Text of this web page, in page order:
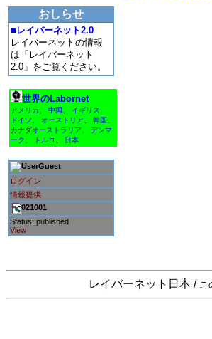
おしらせ
■レイバーネット2.0
レイバーネットの情報
は「レイバーネット
2.0」をご覧ください。
世界のLabornet
アメリカ 中国 イギリス
ドイツ
オーストリア 韓国
カナダオーストラリア
デンマ
ーク
トルコ 日本
Guest
ログイン
情報提供
021001
Status: published
View
レイバーネット日本 / こ